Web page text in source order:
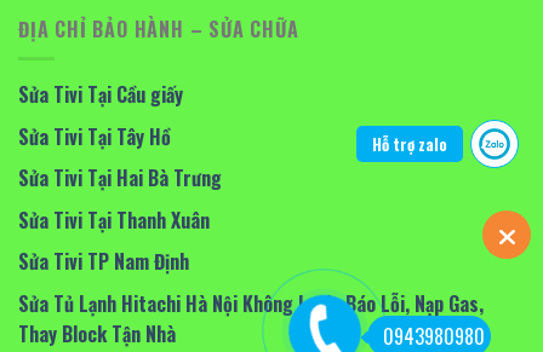
ĐỊA CHỈ BẢO HÀNH – SỬA CHỮA
Sửa Tivi Tại Cầu giấy
Sửa Tivi Tại Tây Hồ
Sửa Tivi Tại Hai Bà Trưng
Sửa Tivi Tại Thanh Xuân
Sửa Tivi TP Nam Định
Sửa Tủ Lạnh Hitachi Hà Nội Không Lạnh, Báo Lỗi, Nạp Gas,
Thay Block Tận Nhà
0943980980
Hỗ trợ zalo